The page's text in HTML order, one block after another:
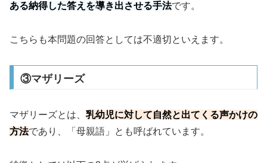
ある納得した答えを導き出させる手法です。
こちらも本問題の回答としては不適切といえます。
③マザリーズ
マザリーズとは、 乳幼児に対して自然と出てくる声かけの
方法であり、「母親語」とも呼ばれています。